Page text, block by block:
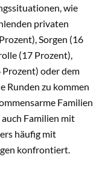
wie
privaten
Sorgen (16
(17 Prozent),
oder dem
Runden zu kommen
Familien
Familien mit
häufig mit
konfrontiert.